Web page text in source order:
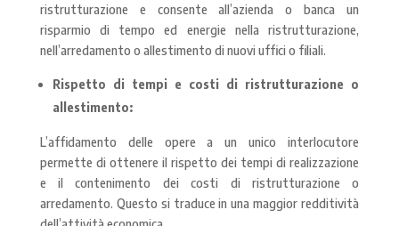
ristrutturazione e consente all’azienda o banca un
risparmio di tempo ed energie nella ristrutturazione,
nell’arredamento o allestimento di nuovi uffici o filiali.
Rispetto di tempi e costi di ristrutturazione o
allestimento:
L’affidamento delle opere a un unico interlocutore
permette di ottenere il rispetto dei tempi di realizzazione
e il contenimento dei costi di ristrutturazione o
arredamento. Questo si traduce in una maggior redditività